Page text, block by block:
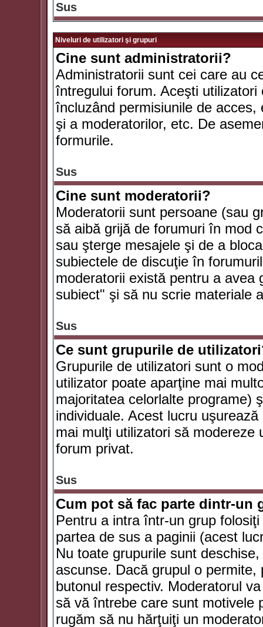
Sus
Niveluri de utilizatori şi grupuri
Cine sunt administratorii?
Administratorii sunt cei care au
întregului forum. Aceşti
încluzând permisiunile de
şi a moderatorilor, etc. De
formurile.
Sus
Cine sunt moderatorii?
Moderatorii sunt persoane (sau
să aibă grijă de forumuri în mod
sau şterge mesajele şi de a
subiectele de discuţie în
moderatorii există pentru a avea
subiect" şi să nu scrie materiale
Sus
Ce sunt grupurile de
Grupurile de utilizatori sunt o
utilizator poate aparţine mai
majoritatea celorlalte programe)
individuale. Acest lucru
mai mulţi utilizatori să
forum privat.
Sus
Cum pot să fac parte dintr-un
Pentru a intra într-un grup
partea de sus a paginii (acest
Nu toate grupurile sunt
ascunse. Dacă grupul o
butonul respectiv. Moderatorul
să vă întrebe care sunt motivele
rugăm să nu hărţuiţi un